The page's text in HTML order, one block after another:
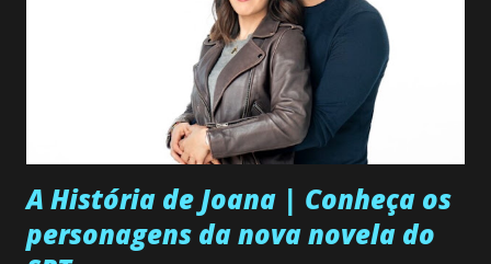
A História de Joana | Conheça os
personagens da nova novela do